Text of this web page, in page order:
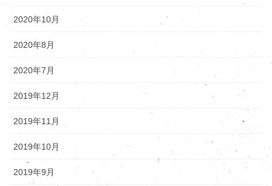
2020年10月
2020年8月
2020年7月
2019年12月
2019年11月
2019年10月
2019年9月